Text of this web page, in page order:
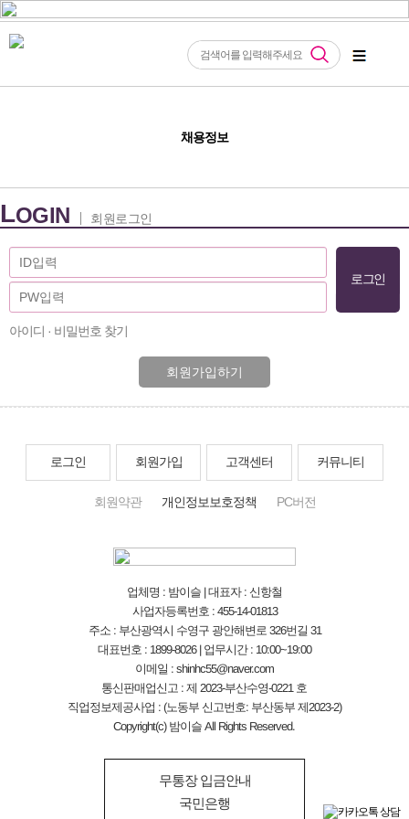
채용정보
LOGIN 회원로그인
아이디 · 비밀번호 찾기
회원가입하기
로그인 회원가입 고객센터 커뮤니티
회원약관 개인정보보호정책 PC버전
업체명 : 밤이슬 | 대표자 : 신항철
사업자등록번호 : 455-14-01813
주소 : 부산광역시 수영구 광안해변로 326번길 31
대표번호 : 1899-8026 | 업무시간 : 10:00~19:00
이메일 : shinhc55@naver.com
통신판매업신고 : 제 2023-부산수영-0221 호
직업정보제공사업 : (노동부 신고번호: 부산동부 제2023-2)
Copyright(c) 밤이슬 All Rights Reserved.
무통장 입금안내
국민은행